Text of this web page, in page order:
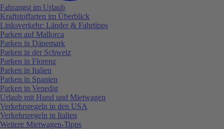
Fahrangst im Urlaub
Kraftstoffarten im Überblick
Linksverkehr: Länder & Fahrtipps
Parken auf Mallorca
Parken in Dänemark
Parken in der Schweiz
Parken in Florenz
Parken in Italien
Parken in Spanien
Parken in Venedig
Urlaub mit Hund und Mietwagen
Verkehrsregeln in den USA
Verkehrsregeln in Italien
Weitere Mietwagen-Tipps